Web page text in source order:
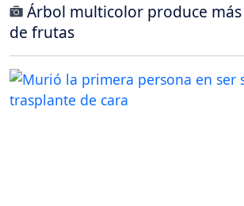
Árbol multicolor produce
de frutas